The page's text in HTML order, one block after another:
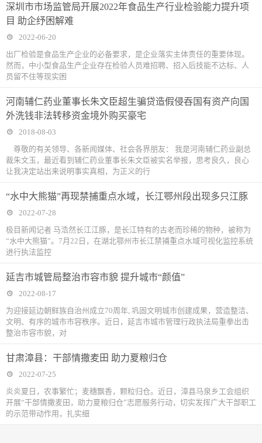
深圳市市场监管局开展2022年食品生产行业检验能力提升项
目 助企纾困解难
2022-06-20
出厂检验是食品生产企业的必备要求，是企业落实主体责任的重要体现。
然而，中小型食品生产企业存在检验人员难招聘、招入后技能不达标、人
员留不住等现实困
河南辅仁药业董事长朱文臣超生骗贷造假侵吞国有资产向国
外洗钱非法转移资金境外购买豪宅
2018-08-03
尊敬的有关领导、各新闻媒体、社会各界朋友： 我是河南辅仁药业副总
裁朱文玉，最近看到辅仁药业董事长朱文臣被实名举报，思考良久，良心
让我决定站出来说明事实真相，为正义的行
“水中大熊猫”再现禁捕重点水域，长江鄂州段出现多只江豚
2022-07-28
极目新闻记者 马浩然长江江豚，是长江特有的古老而珍稀的物种，被称为
“水中大熊猫”。7月22日，在湖北鄂州市长江禁捕重点水域可视化监控系统
进行执法监控
延吉市城管局整治市容市貌 提升城市“颜值”
2022-08-17
为迎接延边朝鲜族自治州成立70周年, 巩固文明城市创建成果，营造整洁、
文明、有序的城市市容秩序。近日，延吉市城市管理行政执法局重拳出击
整治市容市貌，对
甘肃漳县：干部情撒麦田 助力夏粮归仓
2022-07-25
炎炎夏日，农事繁忙；麦穗飘香，颗粒归仓。近日，漳县马泉乡工会组织
开展“干部情撒麦田，助力夏粮归仓”志愿服务行动，切实发挥广大干部职工
的示范带动作用，扎实细